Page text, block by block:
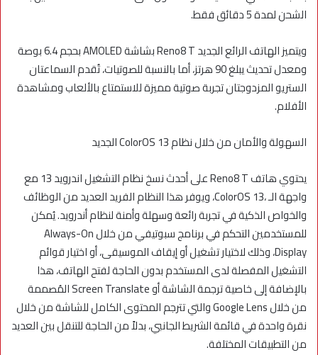
الشحن لمدة 5 دقائق فقط.
ويتميز الهاتف الرائع الجديد Reno8 T بشاشة AMOLED بحجم 6.4 بوصة
ومعدل تحديث يبلغ 90 هرتز، أما بالنسبة للصوتيات، تُقدم السماعتان
الستريو المزدوجتان تجربة صوتية مميزة للاستمتاع بالألعاب ومشاهدة
الأفلام.
السهولة والأمان من خلال نظام ColorOS 13 الجديد
يحتوي هاتف Reno8 T على أحدث نسخ نظام التشغيل اندرويد 13 مع
واجهة الـ ،ColorOS 13، ويوفر هذا النظام الفريد العديد من الوظائف
والخواص الذكية في تجربة رائعة وسهلة وأمنة لنظام أندرويد. يُمكن
للمستخدمين التحكم في برنامج سبوتيفي من خلال Always-On
Display، وذلك لاختيار تشغيل أو إيقاف الموسيقى، أو اختيار قوائم
التشغيل المفصلة لدى المستخدم بدون الحاجة لفتح الهاتف، هذا
بالإضافة إلى خاصية ترجمة الشاشة أو Screen Translate المُصممة
من خلال Google Lens والتي تترجم المحتوى الكامل للشاشة من خلال
نقرة واحدة في قائمة الشريط الجانبي، بدلاً من الحاجة للتنقل بين العديد
من التطبيقات المختلفة.